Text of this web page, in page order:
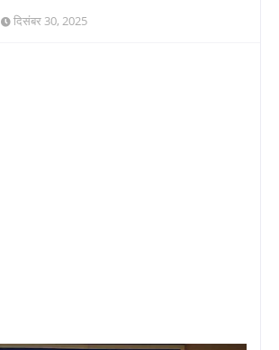
दिसंबर 30, 2025